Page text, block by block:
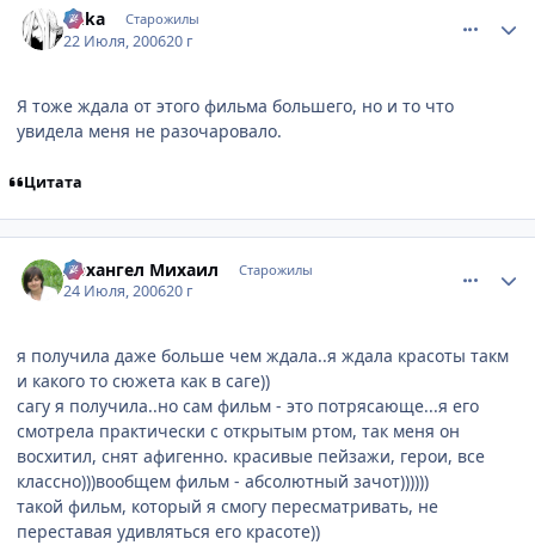
Yuka Старожилы
22 Июля, 200620 г
Я тоже ждала от этого фильма большего, но и то что
увидела меня не разочаровало.
Цитата
Архангел Михаил Старожилы
24 Июля, 200620 г
я получила даже больше чем ждала..я ждала красоты такм
и какого то сюжета как в саге))
сагу я получила..но сам фильм - это потрясающе...я его
смотрела практически с открытым ртом, так меня он
восхитил, снят афигенно. красивые пейзажи, герои, все
классно)))вообщем фильм - абсолютный зачот))))))
такой фильм, который я смогу пересматривать, не
переставая удивляться его красоте))